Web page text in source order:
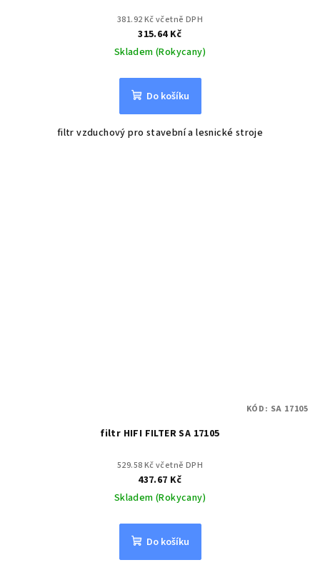
381.92 Kč včetně DPH
315.64 Kč
Skladem (Rokycany)
Do košíku
filtr vzduchový pro stavební a lesnické stroje
filtr HIFI FILTER SA 17105
529.58 Kč včetně DPH
437.67 Kč
Skladem (Rokycany)
Do košíku
KÓD: SA 17105